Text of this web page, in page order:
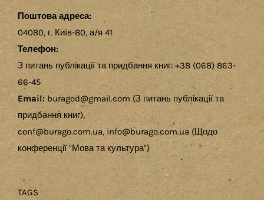
Поштова адреса:
04080, г. Київ-80, а/я 41
Телефон:
З питань публікації та придбання книг: +38 (068) 863-
66-45
Email: buragod@gmail.com (З питань публікації та
придбання книг),
conf@burago.com.ua, info@burago.com.ua (Щодо
конференції "Мова та культура")
TAGS